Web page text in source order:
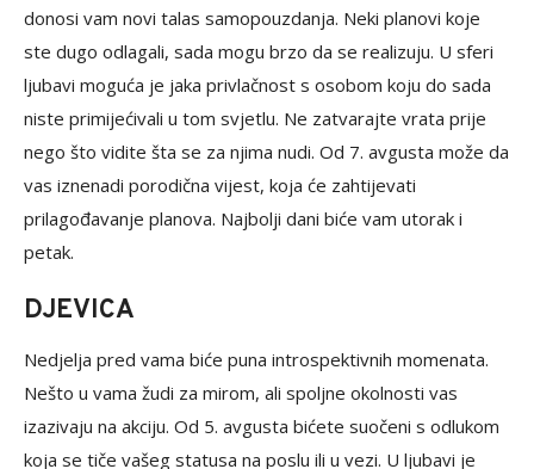
donosi vam novi talas samopouzdanja. Neki planovi koje
ste dugo odlagali, sada mogu brzo da se realizuju. U sferi
ljubavi moguća je jaka privlačnost s osobom koju do sada
niste primijećivali u tom svjetlu. Ne zatvarajte vrata prije
nego što vidite šta se za njima nudi. Od 7. avgusta može da
vas iznenadi porodična vijest, koja će zahtijevati
prilagođavanje planova. Najbolji dani biće vam utorak i
petak.
DJEVICA
Nedjelja pred vama biće puna introspektivnih momenata.
Nešto u vama žudi za mirom, ali spoljne okolnosti vas
izazivaju na akciju. Od 5. avgusta bićete suočeni s odlukom
koja se tiče vašeg statusa na poslu ili u vezi. U ljubavi je